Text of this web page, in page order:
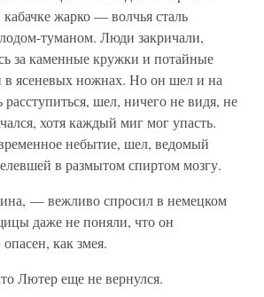
жарко — волчья сталь
туманом. Люди закричали,
за каменные кружки и потайные
в ясеневых ножнах. Но он шел и на
шел, ничего не видя, не
хотя каждый миг мог упасть.
небытие, шел, ведомый
в размытом спиртом мозгу.
— вежливо спросил в немецком
даже не поняли, что он
как змея.
Лютер еще не вернулся.